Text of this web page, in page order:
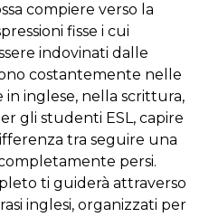
compiere verso la
fisse i cui
indovinati dalle
costantemente nelle
inglese, nella scrittura,
gli studenti ESL, capire
tra seguire una
persi.
ti guiderà attraverso
inglesi, organizzati per